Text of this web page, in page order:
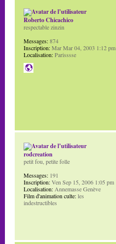
Roberto Chicachico
respectable zinzin
Messages:874
Inscription:Mar Mar 04, 2003 1:12 pm
Localisation:Parisssse
rodcreation
petit fou, petite folle
Messages: 191
Inscription:Ven Sep 15, 2006 1:05 pm
Localisation: Annemasse Genève
Film d'animation culte:les
indestructibles